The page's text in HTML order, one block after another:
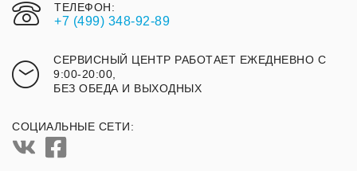
ТЕЛЕФОН:
+7 (499) 348-92-89
СЕРВИСНЫЙ ЦЕНТР РАБОТАЕТ ЕЖЕДНЕВНО С
9:00-20:00,
БЕЗ ОБЕДА И ВЫХОДНЫХ
СОЦИАЛЬНЫЕ СЕТИ: